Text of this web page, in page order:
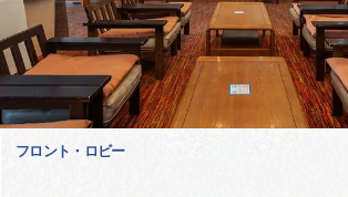
フロント・ロビー